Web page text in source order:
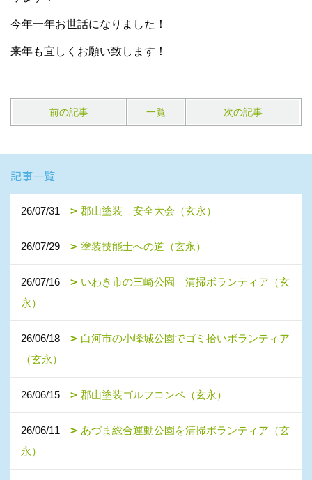
今年一年お世話になりました！
来年も宜しくお願い致します！
前の記事 一覧 次の記事
記事一覧
26/07/31 郡山塗装 安全大会（玄永）
26/07/29 塗装技能士への道（玄永）
26/07/16
いわき市の三崎公園 清掃ボランティア（玄
永）
26/06/18
白河市の小峰城公園でゴミ拾いボランティア
（玄永）
26/06/15 郡山塗装ゴルフコンペ（玄永）
26/06/11
あづま総合運動公園を清掃ボランティア（玄
永）